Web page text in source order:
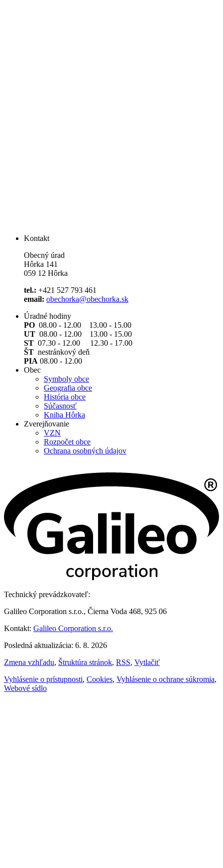
Kontakt
Obecný úrad
Hôrka 141
059 12 Hôrka
tel.: +421 527 793 461
email: obechorka@obechorka.sk
Úradné hodiny
PO 08.00 - 12.00 13.00 - 15.00
UT 08.00 - 12.00 13.00 - 15.00
ST 07.30 - 12.00 12.30 - 17.00
ŠT nestránkový deň
PIA 08.00 - 12.00
Obec
Symboly obce
Geografia obce
História obce
Súčasnosť
Kniha Hôrka
Zverejňovanie
VZN
Rozpočet obce
Ochrana osobných údajov
Technický prevádzkovateľ:
Galileo Corporation s.r.o., Čierna Voda 468, 925 06
Kontakt: Galileo Corporation s.r.o.
Posledná aktualizácia: 6. 8. 2026
Zmena vzhľadu, Štruktúra stránok, RSS, Vytlačiť
Vyhlásenie o prístupnosti, Cookies, Vyhlásenie o ochrane súkromia,
Webové sídlo